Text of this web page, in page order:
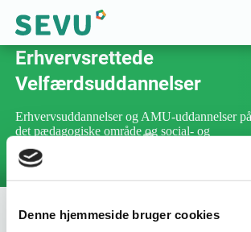
Denne hjemmeside bruger cookies
Fællesudvalget for
Erhvervsrettede
Velfærdsuddannelser
Erhvervsuddannelser og AMU-uddannelser på
det pædagogiske område og social- og
sundhedsområdet